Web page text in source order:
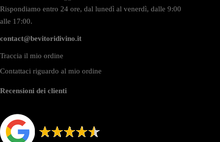
Rispondiamo entro 24 ore, dal lunedì al venerdì, dalle 9:00
alle 17:00.
contact@bevitoridivino.it
Traccia il mio ordine
Contattaci riguardo al mio ordine
Recensioni dei clienti